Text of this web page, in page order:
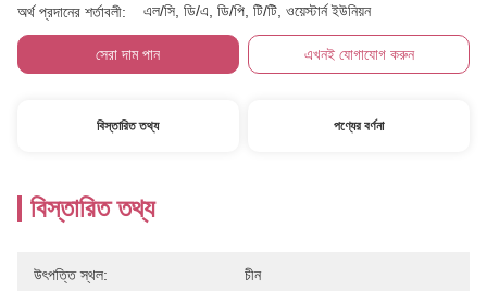
অর্থ প্রদানের শর্তাবলী: এল/সি, ডি/এ, ডি/পি, টি/টি, ওয়েস্টার্ন ইউনিয়ন
সেরা দাম পান এখনই যোগাযোগ করুন
বিস্তারিত তথ্য পণ্যের বর্ণনা
বিস্তারিত তথ্য
উৎপত্তি স্থল: চীন